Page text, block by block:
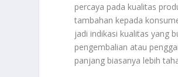
percaya pada kualitas
tambahan kepada
jadi indikasi kualitas yang
pengembalian atau
panjang biasanya lebih